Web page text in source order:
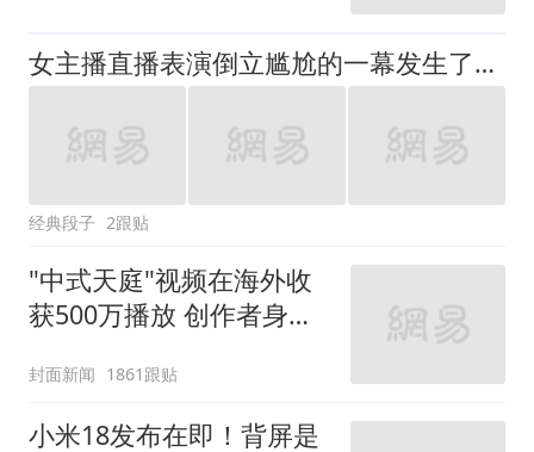
女主播直播表演倒立尴尬的一幕发生了，这比开美颜欺诈严重多了哈哈
经典段子 2跟贴
"中式天庭"视频在海外收
获500万播放 创作者身份
封面新闻 1861跟贴
小米18发布在即！背屏是